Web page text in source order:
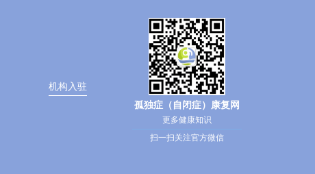
机构入驻
孤独症（自闭症）康复网
更多健康知识
扫一扫关注官方微信